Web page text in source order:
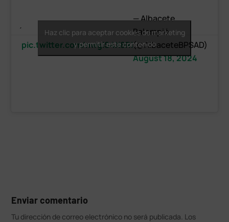
pic.twitter.com/nwglS4X8Rl
— Albacete
Balompié
(@AlbaceteBPSAD)
August 18, 2024
Haz clic para aceptar cookies de marketing
y permitir este contenido
Enviar comentario
Tu dirección de correo electrónico no será publicada. Los